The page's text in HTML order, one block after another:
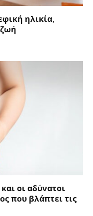
ηλικία,
οι αδύνατοι
που βλάπτει τις